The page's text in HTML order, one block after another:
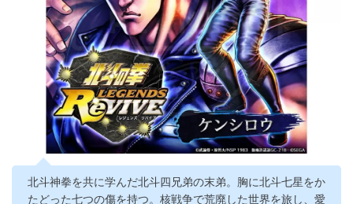
北斗神拳を共に学んだ北斗四兄弟の末弟。胸に北斗七星をか
たどった七つの傷を持つ。核戦争で荒廃した世界を旅し、愛